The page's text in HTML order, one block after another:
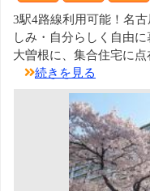
3駅4路線利用可能！名
しみ・自分らしく自由
大曽根に、集合住宅に
続きを見る